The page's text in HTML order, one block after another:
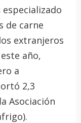
de carne
extranjeros
año,
a
2,3
Asociación